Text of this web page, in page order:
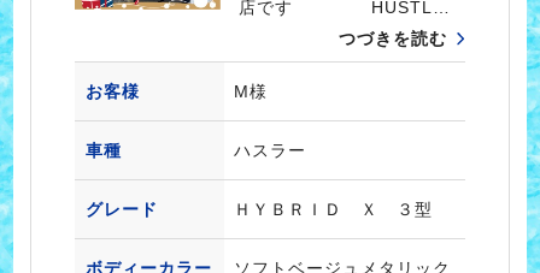
店です HUSTL…
つづきを読む
お客様 M様
車種 ハスラー
グレード ＨＹＢＲＩＤ Ｘ ３型
ボディーカラー ソフトベージュメタリック